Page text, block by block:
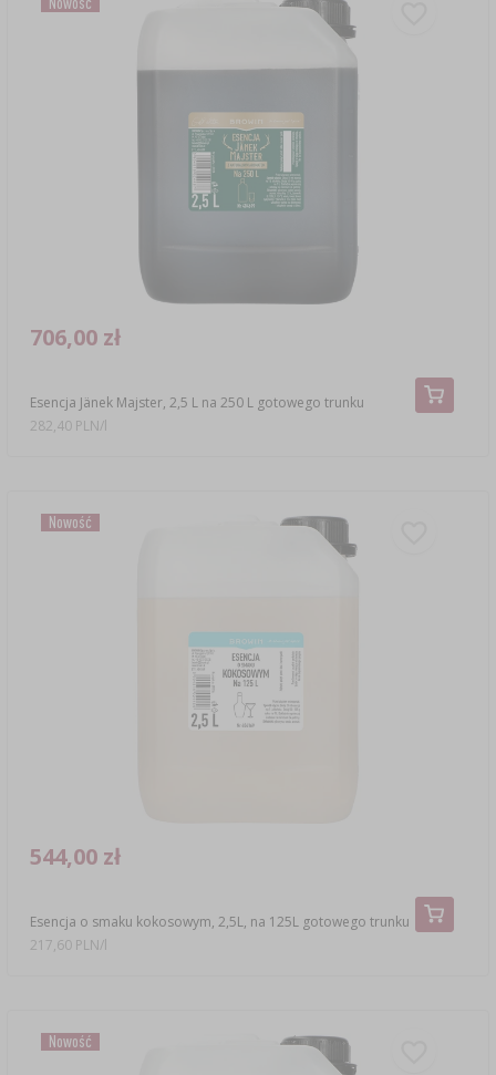
Esencja Jänek Majster, 2,5 L na 250 L gotowego trunku
706,00 zł
282,40 PLN/l
Nowość
Esencja o smaku kokosowym, 2,5L, na 125L gotowego trunku
544,00 zł
217,60 PLN/l
Nowość